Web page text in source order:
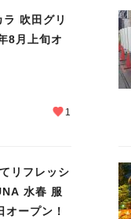
ラ 吹田グリ
8月上旬オ
1
リフレッシ
水春 服
ープン！